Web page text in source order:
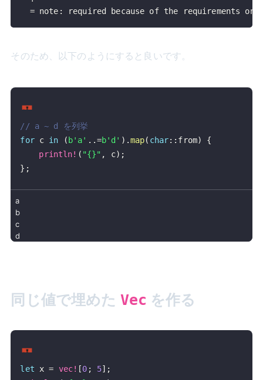
= note: required because of the requirements
そのため、以下のようにすると良いです。
// a ~ d を列挙
for c in (b'a' ..=b'd' ) .map( char:: from)
{
println! ( "{}" , c) ;
} ;
同じ値で埋めた Vec を作る
let x = vec! [0 ; 5] ;